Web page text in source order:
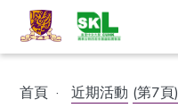
首頁 · 近期活動 (第7頁)